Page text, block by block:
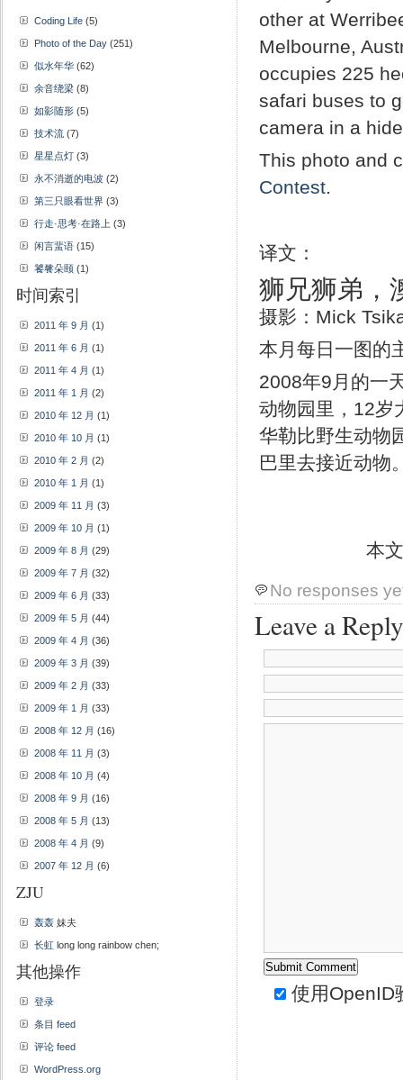
other at
Melbourne,
occupies 225
safari buses to
camera in a
This photo and
Contest.
译文：
狮兄狮弟，
摄影：Mick
本月每日一图的
2008年9月的一
动物园里，12岁
华勒比野生动物
巴里去接近动物
本
No responses
Leave a Reply
使用OpenID
Coding Life (5)
Photo of the Day (251)
似水年华 (62)
余音绕梁 (8)
如影随形 (5)
技术流 (7)
星星点灯 (3)
永不消逝的电波 (2)
第三只眼看世界 (3)
行走·思考·在路上 (3)
闲言蜚语 (15)
饕餮朵颐 (1)
时间索引
2011 年 9 月 (1)
2011 年 6 月 (1)
2011 年 4 月 (1)
2011 年 1 月 (2)
2010 年 12 月 (1)
2010 年 10 月 (1)
2010 年 2 月 (2)
2010 年 1 月 (1)
2009 年 11 月 (3)
2009 年 10 月 (1)
2009 年 8 月 (29)
2009 年 7 月 (32)
2009 年 6 月 (33)
2009 年 5 月 (44)
2009 年 4 月 (36)
2009 年 3 月 (39)
2009 年 2 月 (33)
2009 年 1 月 (33)
2008 年 12 月 (16)
2008 年 11 月 (3)
2008 年 10 月 (4)
2008 年 9 月 (16)
2008 年 5 月 (13)
2008 年 4 月 (9)
2007 年 12 月 (6)
ZJU
轰轰 妹夫
长虹 long long rainbow chen;
其他操作
登录
条目 feed
评论 feed
WordPress.org